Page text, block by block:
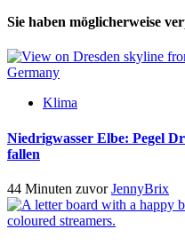
Sie haben möglicherweise
Klima
Niedrigwasser Elbe: Pegel
fallen
44 Minuten zuvorJennyBrix